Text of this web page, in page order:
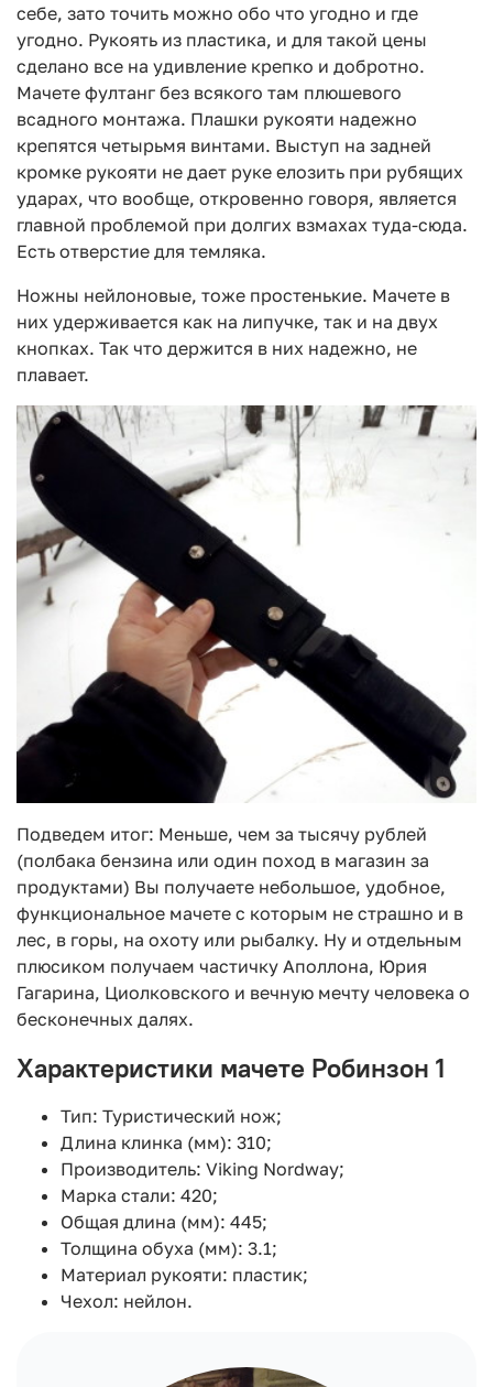
себе, зато точить можно обо что угодно и где
угодно. Рукоять из пластика, и для такой цены
сделано все на удивление крепко и добротно.
Мачете фултанг без всякого там плюшевого
всадного монтажа. Плашки рукояти надежно
крепятся четырьмя винтами. Выступ на задней
кромке рукояти не дает руке елозить при рубящих
ударах, что вообще, откровенно говоря, является
главной проблемой при долгих взмахах туда-сюда.
Есть отверстие для темляка.
Ножны нейлоновые, тоже простенькие. Мачете в
них удерживается как на липучке, так и на двух
кнопках. Так что держится в них надежно, не
плавает.
Подведем итог: Меньше, чем за тысячу рублей
(полбака бензина или один поход в магазин за
продуктами) Вы получаете небольшое, удобное,
функциональное мачете с которым не страшно и в
лес, в горы, на охоту или рыбалку. Ну и отдельным
плюсиком получаем частичку Аполлона, Юрия
Гагарина, Циолковского и вечную мечту человека о
бесконечных далях.
Характеристики мачете Робинзон 1
Тип: Туристический нож;
Длина клинка (мм): 310;
Производитель: Viking Nordway;
Марка стали: 420;
Общая длина (мм): 445;
Толщина обуха (мм): 3.1;
Материал рукояти: пластик;
Чехол: нейлон.